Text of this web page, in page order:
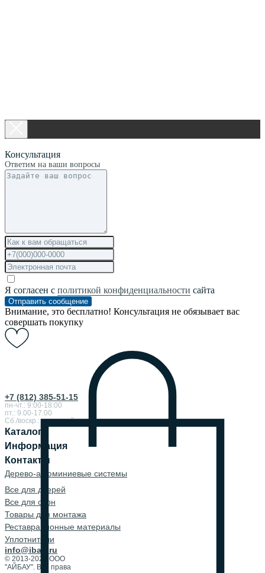
+7 (812) 385-51-15
пн-чт.: 9:00-18:00
пт.: 9.00-17.00
Сб./воскр.: выходной
Каталог
Информация
Контакты
Дерево-алюминиевые системы
Все для дверей
Все для окон
Товары для монтажа
Реставрационные материалы
Уплотнители
info@ibau.ru
© 2013-2026 ООО
"АЙБАУ". Все права
Консультация
Ответим на ваши вопросы
Я согласен с политикой конфиденциальности сайта
Отправить сообщение
Внимание, это бесплатно! Консультация не обязывает вас
совершать покупку